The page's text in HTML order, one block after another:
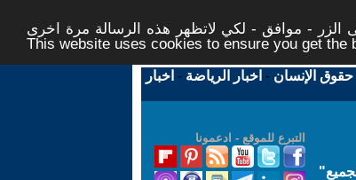
الزر - موافق - لكي لاتظهر هذه الرسالة مرة اخرى -
This website uses cookies to ensure you get the
حقوق الإنسان - اخبار الرياضة - اخبار
التبرع للموقع - ادعمونا
"